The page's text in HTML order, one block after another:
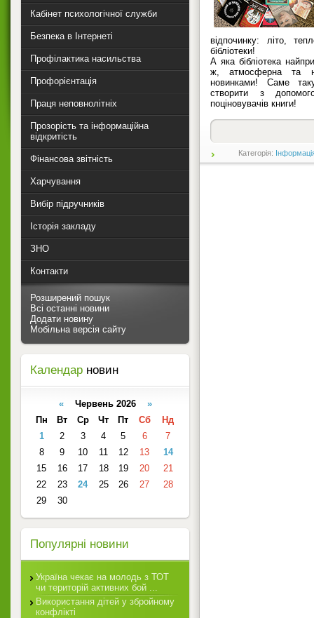
відпочинку: літо,
бібліотеки!
А яка бібліотека
ж, атмосферна та
новинками! Саме
створити з
поціновувачів книги!
Категорія:
Кабінет психологічної служби
Безпека в Інтернеті
Профілактика насильства
Профорієнтація
Праця неповнолітніх
Прозорість та інформаційна
відкритість
Фінансова звітність
Харчування
Вибір підручників
Історія закладу
ЗНО
Контакти
Розширений пошук
Всі останні новини
Додати новину
Мобільна версія сайту
Календар новин
«Червень 2026 »
Пн
Вт Ср Чт Пт Сб
Нд
1
2 3 4 5 6
7
8
9 10 11 12 13
14
15
16 17 18 19 20
21
22
23 24 25 26 27
28
29
30
Популярні новини
Україна чекає на молодь з ТОТ
чи територій активних бой ...
Використання дітей у збройному
конфлікті